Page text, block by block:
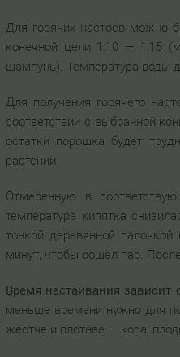
Для горячих настоев можно
конечной цели 1:10 — 1:15
шампунь). Температура воды
Для получения горячего
соответствии с выбранной
остатки порошка будет
растений.
Отмеренную в
температура кипятка
тонкой деревянной
минут, чтобы сошёл пар.
Время настаивания зависит
меньше времени нужно для
жёстче и плотнее — кора,